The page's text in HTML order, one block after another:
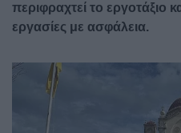
περιφραχτεί το εργοτάξιο
εργασίες με ασφάλεια.
Image